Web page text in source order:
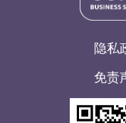
隐私
免责